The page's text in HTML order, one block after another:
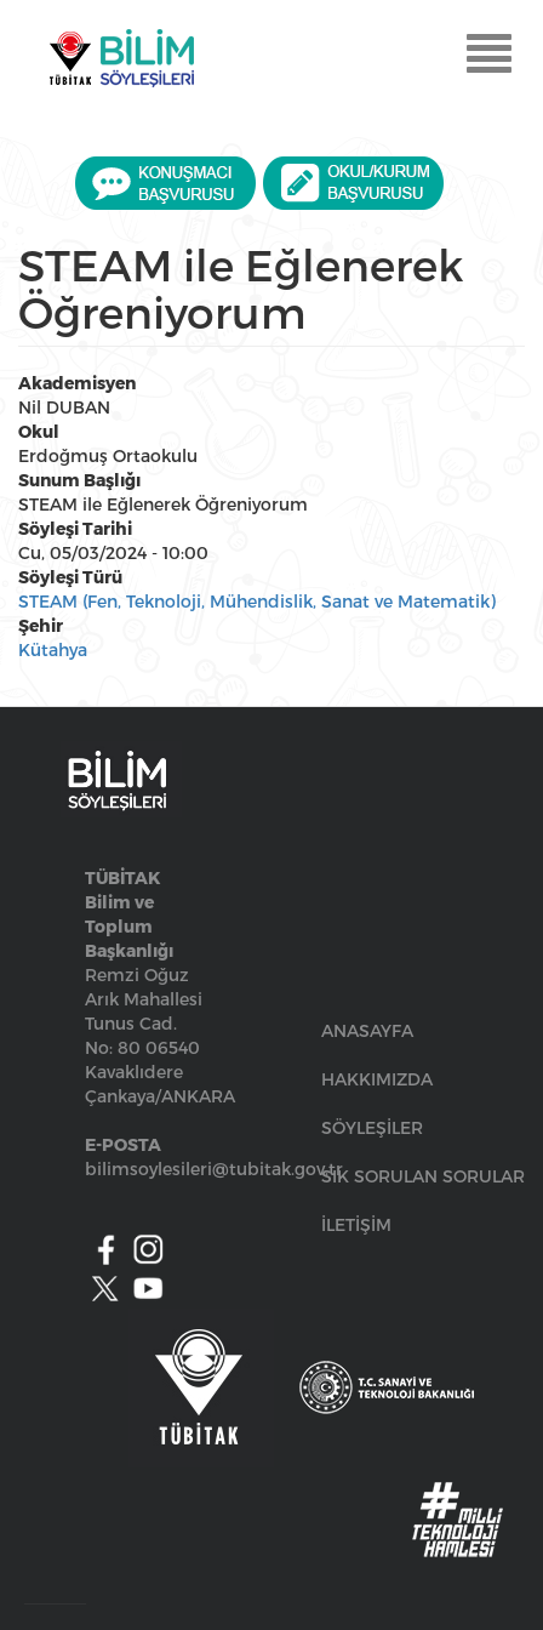
Menu
Aç
STEAM ile Eğlenerek
Öğreniyorum
Akademisyen
Nil DUBAN
Okul
Erdoğmuş Ortaokulu
Sunum Başlığı
STEAM ile Eğlenerek Öğreniyorum
Söyleşi Tarihi
Cu, 05/03/2024 - 10:00
Söyleşi Türü
STEAM (Fen, Teknoloji, Mühendislik, Sanat ve Matematik)
Şehir
Kütahya
TÜBİTAK
Bilim ve
Toplum
Başkanlığı
Remzi Oğuz
Arık Mahallesi
Tunus Cad.
No: 80 06540
Kavaklıdere
Çankaya/ANKARA
E-POSTA
bilimsoylesileri@tubitak.gov.tr
ANASAYFA
HAKKIMIZDA
SÖYLEŞİLER
SIK SORULAN SORULAR
İLETİŞİM